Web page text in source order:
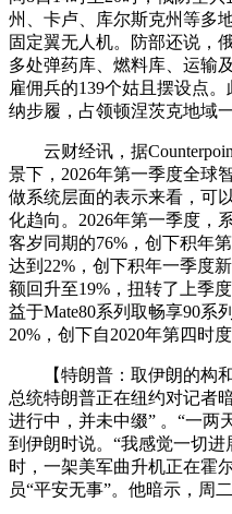
州、卡卢、库尔斯克州等多
固定翼无人机。防部还说，
多处弹药库、燃料库、运输
雇佣兵的139个姑且摆设点
纳步履，占领顿涅茨克地域
云财经讯，据
景下，2026年第一季度全球
做系统层面的表示来看，可
化趋向。2026年第一季度，
客岁同期的76%，创下积年
达到22%，创下积年一季度
额回升至19%，扭转了上季
益于Mate80系列取畅享90系
20%，创下自2020年第四时
【特朗普：取伊朗的构和
总统特朗普正在纽约对记者
进行中，并未中缀” 。“一两
到伊朗时说。“我感觉一切进
时，一架美军曲升机正在霍
员“平安无事”。他暗示，周